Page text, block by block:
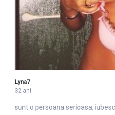
Lyna7
32 ani
sunt o persoana serioasa,